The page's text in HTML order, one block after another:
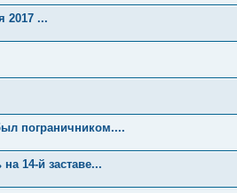
2017 ...
пограничником....
14-й заставе...